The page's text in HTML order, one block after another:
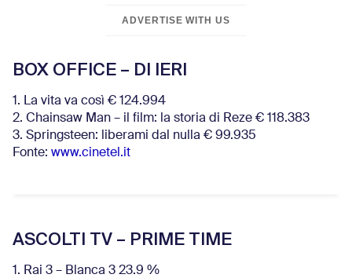
ADVERTISE WITH US
BOX OFFICE – DI IERI
1. La vita va così € 124.994
2. Chainsaw Man – il film: la storia di Reze € 118.383
3. Springsteen: liberami dal nulla € 99.935
Fonte: www.cinetel.it
ASCOLTI TV – PRIME TIME
1. Rai 3 – Blanca 3 23.9 %